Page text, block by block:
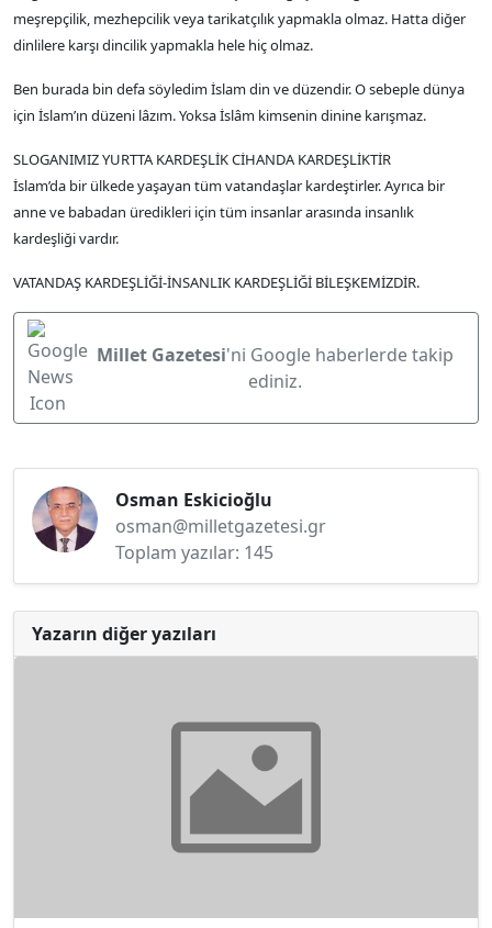
meşrepçilik, mezhepcilik veya tarikatçılık yapmakla olmaz. Hatta diğer
dinlilere karşı dincilik yapmakla hele hiç olmaz.
Ben burada bin defa söyledim İslam din ve düzendir. O sebeple dünya
için İslam’ın düzeni lâzım. Yoksa İslâm kimsenin dinine karışmaz.
SLOGANIMIZ YURTTA KARDEŞLİK CİHANDA KARDEŞLİKTİR
İslam’da bir ülkede yaşayan tüm vatandaşlar kardeştirler. Ayrıca bir
anne ve babadan üredikleri için tüm insanlar arasında insanlık
kardeşliği vardır.
VATANDAŞ KARDEŞLİĞİ-İNSANLIK KARDEŞLİĞİ BİLEŞKEMİZDİR.
Millet Gazetesi'ni Google haberlerde takip
ediniz.
Osman Eskicioğlu
osman@milletgazetesi.gr
Toplam yazılar: 145
Yazarın diğer yazıları